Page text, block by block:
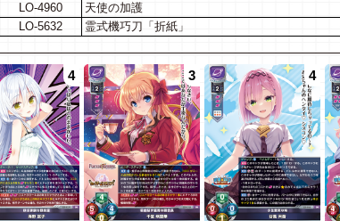
LO-4960 天使の加護
LO-5632 霊式機巧刀「折紙」
4 3 4